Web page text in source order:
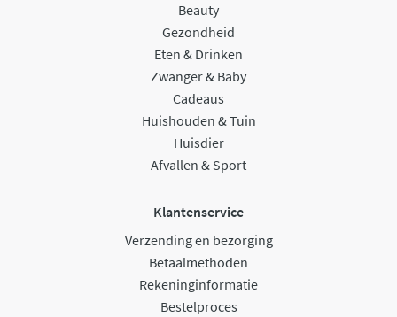
Beauty
Gezondheid
Eten & Drinken
Zwanger & Baby
Cadeaus
Huishouden & Tuin
Huisdier
Afvallen & Sport
Klantenservice
Verzending en bezorging
Betaalmethoden
Rekeninginformatie
Bestelproces